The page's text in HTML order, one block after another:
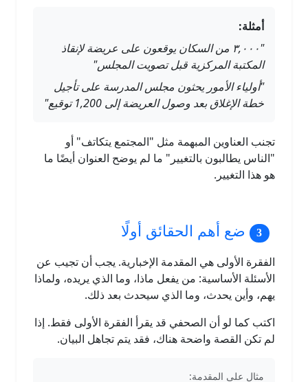
أمثلة:
"٣,٠٠٠ من السكان يوقعون على عريضة لإنقاذ
المكتبة المركزية قبل تصويت المجلس"
"أولياء الأمور يحثون مجلس المدرسة على تأجيل
خطة الإغلاق بعد وصول العريضة إلى 1,200 توقيع"
تجنب العناوين المبهمة مثل "المجتمع يتكاتف" أو
"الناس يطالبون بالتغيير" ما لم يوضح العنوان أيضًا ما
هو هذا التغيير.
ضع أهم الحقائق أولًا
الفقرة الأولى هي المقدمة الإخبارية. يجب أن تجيب عن
الأسئلة الأساسية: من يفعل ماذا، وما الذي يريده، ولماذا
يهم، وأين يحدث، وما الذي سيحدث بعد ذلك.
اكتب كما لو أن الصحفي قد يقرأ الفقرة الأولى فقط. إذا
لم تكن القصة واضحة هناك، فقد يتم تجاهل البيان.
مثال على المقدمة: